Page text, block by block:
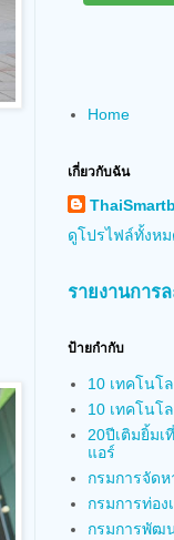
Home
เกี่ยวกับฉัน
ดูโปรไฟล์ทั้งห
รายงานการ
ป้ายกำกับ
10 เทคโนโ
10 เทคโนโ
20ปีเติมยิ้มเ
แอร์
กรมการจัดห
กรมการท่อง
กรมการพัฒ